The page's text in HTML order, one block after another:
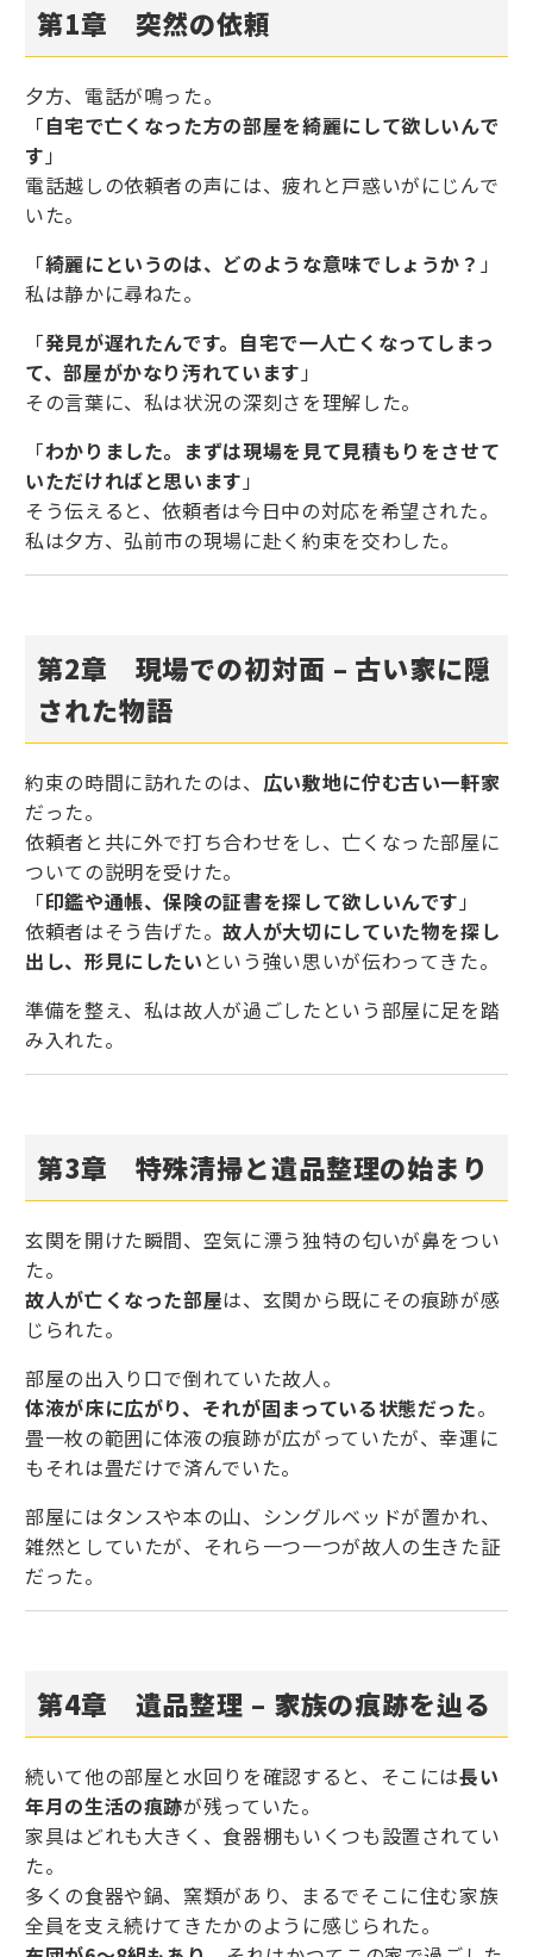
第1章 突然の依頼
夕方、電話が鳴った。
「自宅で亡くなった方の部屋を綺麗にして欲しいんで
す 」
電話越しの依頼者の声には、疲れと戸惑いがにじんで
いた。
「綺麗にというのは、どのような意味でしょうか？ 」
私は静かに尋ねた。
「発見が遅れたんです。自宅で一人亡くなってしまっ
て、部屋がかなり汚れています 」
その言葉に、私は状況の深刻さを理解した。
「わかりました。まずは現場を見て見積もりをさせて
いただければと思います 」
そう伝えると、依頼者は今日中の対応を希望された。
私は夕方、弘前市の現場に赴く約束を交わした。
第2章 現場での初対面 – 古い家に隠
された物語
約束の時間に訪れたのは、 広い敷地に佇む古い一軒家
だった。
依頼者と共に外で打ち合わせをし、亡くなった部屋に
ついての説明を受けた。
「印鑑や通帳、保険の証書を探して欲しいんです 」
依頼者はそう告げた。故人が大切にしていた物を探し
出し、形見にしたい という強い思いが伝わってきた。
準備を整え、私は故人が過ごしたという部屋に足を踏
み入れた。
第3章 特殊清掃と遺品整理の始まり
玄関を開けた瞬間、空気に漂う独特の匂いが鼻をつい
た。
故人が亡くなった部屋は、玄関から既にその痕跡が感
じられた。
部屋の出入り口で倒れていた故人。
体液が床に広がり、それが固まっている状態だった。
畳一枚の範囲に体液の痕跡が広がっていたが、幸運に
もそれは畳だけで済んでいた。
部屋にはタンスや本の山、シングルベッドが置かれ、
雑然としていたが、それら一つ一つが故人の生きた証
だった。
第4章 遺品整理 – 家族の痕跡を辿る
続いて他の部屋と水回りを確認すると、そこには長い
年月の生活の痕跡が残っていた。
家具はどれも大きく、食器棚もいくつも設置されてい
た。
多くの食器や鍋、窯類があり、まるでそこに住む家族
全員を支え続けてきたかのように感じられた。